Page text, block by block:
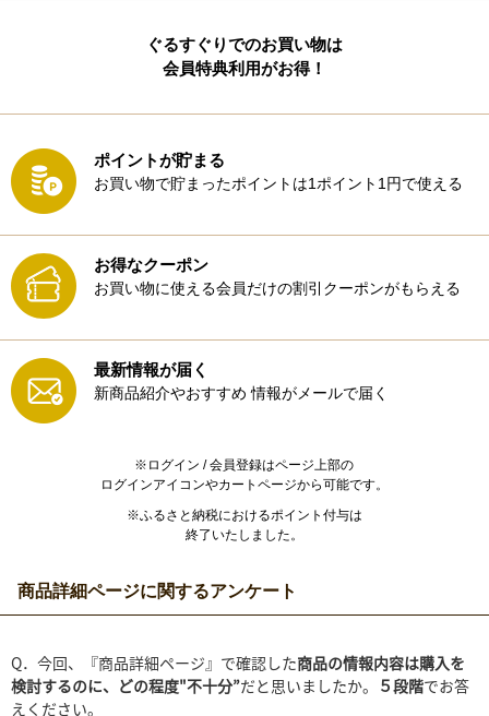
ぐるすぐりでのお買い物は
会員特典利用がお得！
ポイントが貯まる
お買い物で貯まったポイントは1ポイント1円で使える
お得なクーポン
お買い物に使える会員だけの割引クーポンがもらえる
最新情報が届く
新商品紹介やおすすめ 情報がメールで届く
※ログイン / 会員登録はページ上部の
ログインアイコンやカートページから可能です。
※ふるさと納税におけるポイント付与は
終了いたしました。
商品詳細ページに関するアンケート